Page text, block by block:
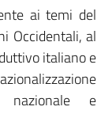
ai temi del
Occidentali, al
italiano e
nazionale e